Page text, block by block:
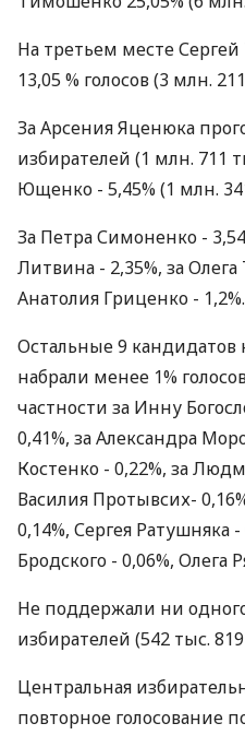
На третьем месте
13,05 % голосов (3 млн.
За Арсения Яценюка
избирателей (1 млн. 711
Ющенко - 5,45% (1 млн.
За Петра Симоненко -
Литвина - 2,35%, за Олега
Анатолия Гриценко - 1,2%.
Остальные 9 кандидатов
набрали менее 1%
частности за Инну
0,41%, за Александра
Костенко - 0,22%, за
Василия Протывсих-
0,14%, Сергея Ратушняка
Бродского - 0,06%, Олега
Не поддержали ни
избирателей (542 тыс.
Центральная
повторное голосование